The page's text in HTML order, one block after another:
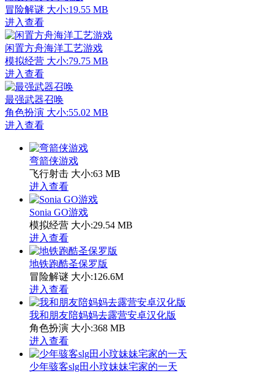
冒险解谜 大小:19.55 MB
进入查看
闲置方舟海洋工艺游戏
模拟经营 大小:79.75 MB
进入查看
最强武器召唤
角色扮演 大小:55.02 MB
进入查看
弯箭侠游戏
飞行射击 大小:63 MB
进入查看
Sonia GO游戏
模拟经营 大小:29.54 MB
进入查看
地铁跑酷圣保罗版
冒险解谜 大小:126.6M
进入查看
我和朋友陪妈妈去露营安卓汉化版
角色扮演 大小:368 MB
进入查看
少年骇客slg田小玟妹妹宅家的一天